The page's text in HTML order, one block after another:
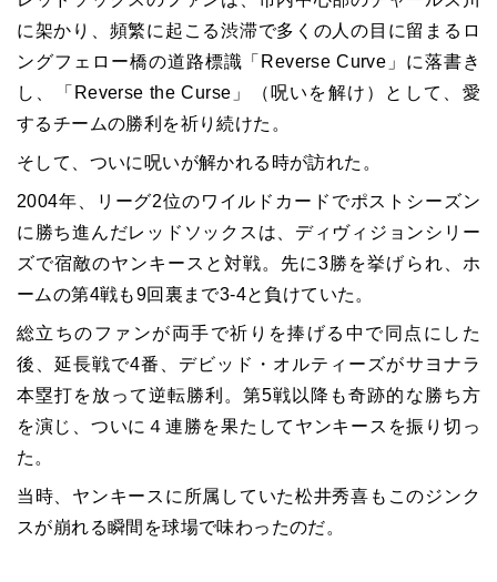
に架かり、頻繁に起こる渋滞で多くの人の目に留まるロ
ングフェロー橋の道路標識「Reverse Curve」に落書き
し、「Reverse the Curse」（呪いを解け）として、愛
するチームの勝利を祈り続けた。
そして、ついに呪いが解かれる時が訪れた。
2004年、リーグ2位のワイルドカードでポストシーズン
に勝ち進んだレッドソックスは、ディヴィジョンシリー
ズで宿敵のヤンキースと対戦。先に3勝を挙げられ、ホ
ームの第4戦も9回裏まで3-4と負けていた。
総立ちのファンが両手で祈りを捧げる中で同点にした
後、延長戦で4番、デビッド・オルティーズがサヨナラ
本塁打を放って逆転勝利。第5戦以降も奇跡的な勝ち方
を演じ、ついに４連勝を果たしてヤンキースを振り切っ
た。
当時、ヤンキースに所属していた松井秀喜もこのジンク
スが崩れる瞬間を球場で味わったのだ。